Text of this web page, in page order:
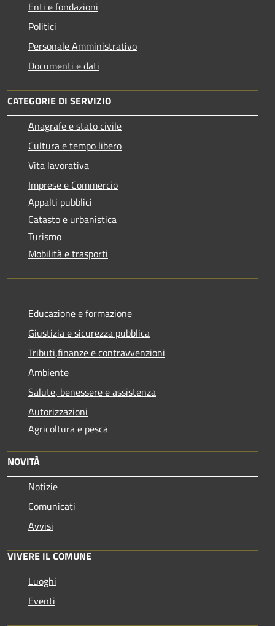
Enti e fondazioni
Politici
Personale Amministrativo
Documenti e dati
CATEGORIE DI SERVIZIO
Anagrafe e stato civile
Cultura e tempo libero
Vita lavorativa
Imprese e Commercio
Appalti pubblici
Catasto e urbanistica
Turismo
Mobilità e trasporti
Educazione e formazione
Giustizia e sicurezza pubblica
Tributi,finanze e contravvenzioni
Ambiente
Salute, benessere e assistenza
Autorizzazioni
Agricoltura e pesca
NOVITÀ
Notizie
Comunicati
Avvisi
VIVERE IL COMUNE
Luoghi
Eventi